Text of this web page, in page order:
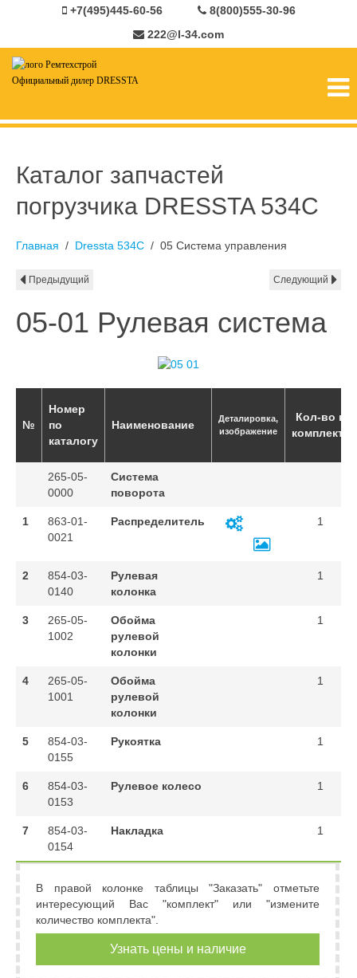
+7(495)445-60-56
8(800)555-30-96
222@l-34.com
Официальный дилер DRESSTA
Каталог запчастей
погрузчика DRESSTA 534C
Главная Dressta 534C 05 Система управления
Предыдущий Следующий
05-01 Рулевая система
№
Номер
по
каталогу
Наименование
Деталировка,
изображение
Кол-во в
комплекте
265-05-
0000
Система
поворота
1
863-01-
0021
Распределитель 1
2
854-03-
0140
Рулевая
колонка
1
3
265-05-
1002
Обойма
рулевой
колонки
1
4
265-05-
1001
Обойма
рулевой
колонки
1
5
854-03-
0155
Рукоятка 1
6
854-03-
0153
Рулевое колесо 1
7
854-03-
0154
Накладка 1
В правой колонке таблицы "Заказать" отметьте
интересующий Вас "комплект" или "измените
количество комплекта".
Узнать цены и наличие